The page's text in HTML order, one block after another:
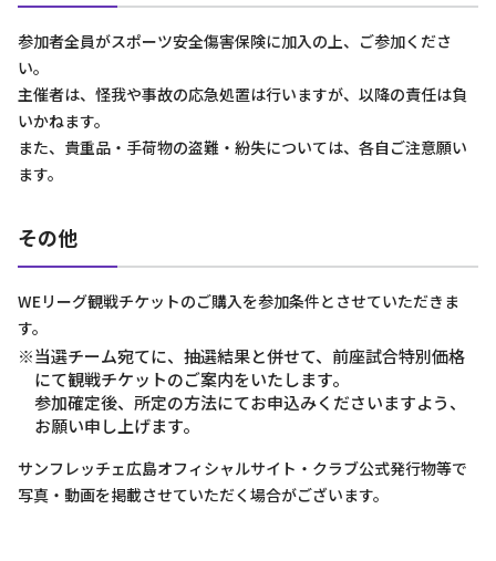
参加者全員がスポーツ安全傷害保険に加入の上、ご参加くださ
い。
主催者は、怪我や事故の応急処置は行いますが、以降の責任は負
いかねます。
また、貴重品・手荷物の盗難・紛失については、各自ご注意願い
ます。
その他
WEリーグ観戦チケットのご購入を参加条件とさせていただきま
す。
※当選チーム宛てに、抽選結果と併せて、前座試合特別価格
にて観戦チケットのご案内をいたします。
参加確定後、所定の方法にてお申込みくださいますよう、
お願い申し上げます。
サンフレッチェ広島オフィシャルサイト・クラブ公式発行物等で
写真・動画を掲載させていただく場合がございます。